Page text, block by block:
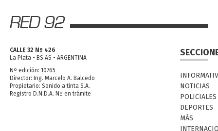
CALLE 32 Nº 426
La Plata - BS AS - ARGENTINA
Nº edición: 10765
Director: Ing. Marcelo A. Balcedo
Propietario: Sonido a tinta S.A.
Registro D.N.D.A. Nº en trámite
NOTICIAS
POLICIALES
DEPORTES
MÁS